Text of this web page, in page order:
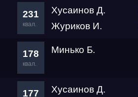
231
квал.
Хусаинов Д.
Журиков И.
178
квал.
Минько Б.
177 Хусаинов Д.